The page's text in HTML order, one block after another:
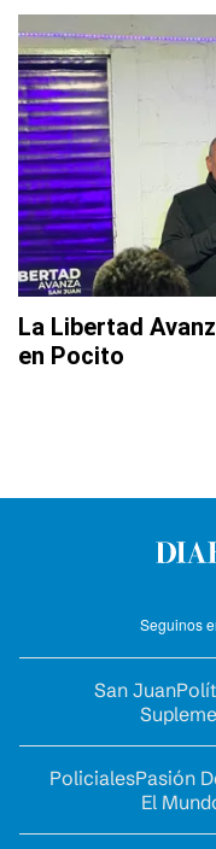
La Libertad
en Pocito
Seguinos
San Juan
PolicialesPasión
El